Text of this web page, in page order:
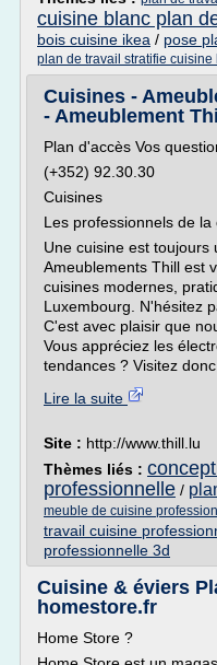
cuisine blanc plan
bois cuisine ikea / pose
plan de travail stratifie cuisine
Cuisines -
- Ameublement
Plan d'accès Vos
(+352) 92.30.30
Cuisines
Les professionnels de la
Une cuisine est toujours
Ameublements Thill est
cuisines modernes,
Luxembourg. N'hésitez
C'est avec plaisir que
Vous appréciez les
tendances ? Visitez donc
Lire la suite
Site : http://www.thill.lu
Thèmes liés :
professionnelle /
meuble de cuisine
travail cuisine
professionnelle 3d
Cuisine & éviers
homestore.fr
Home Store ?